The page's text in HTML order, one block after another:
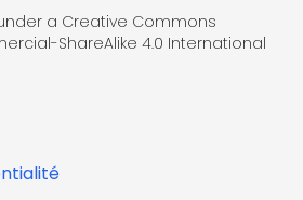
a Creative Commons
ShareAlike 4.0 International